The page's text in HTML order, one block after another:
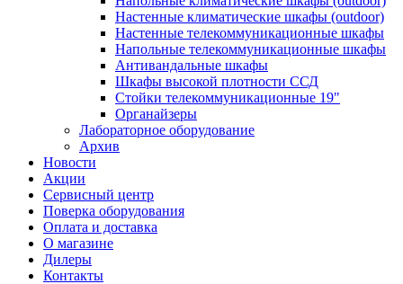
Настенные климатические шкафы (outdoor)
Настенные телекоммуникационные шкафы
Напольные телекоммуникационные шкафы
Антивандальные шкафы
Шкафы высокой плотности ССД
Стойки телекоммуникационные 19"
Органайзеры
Лабораторное оборудование
Архив
Новости
Акции
Сервисный центр
Поверка оборудования
Оплата и доставка
О магазине
Дилеры
Контакты